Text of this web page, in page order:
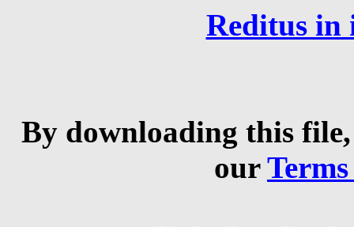
Reditus in
By downloading this
our